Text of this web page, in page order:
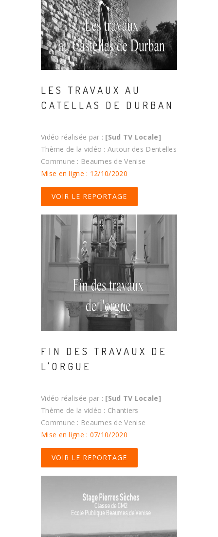
LES TRAVAUX AU
CATELLAS DE DURBAN
Vidéo réalisée par : [Sud TV Locale]
Thème de la vidéo : Autour des Dentelles
Commune : Beaumes de Venise
Mise en ligne : 12/10/2020
VOIR LE REPORTAGE
FIN DES TRAVAUX DE
L'ORGUE
Vidéo réalisée par : [Sud TV Locale]
Thème de la vidéo : Chantiers
Commune : Beaumes de Venise
Mise en ligne : 07/10/2020
VOIR LE REPORTAGE